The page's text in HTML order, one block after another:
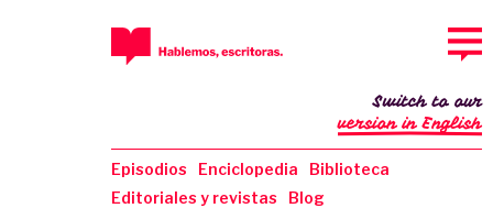
Episodios Enciclopedia
Biblioteca
Editoriales y revistas
Blog
Switch to our
version in English